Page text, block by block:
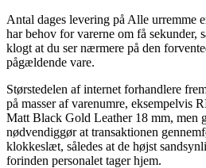
Antal dages levering på Alle urremme
har behov for varerne om få sekunder,
klogt at du ser nærmere på den
pågældende vare.
Størstedelen af internet forhandlere
på masser af varenumre, eksempelvis
Matt Black Gold Leather 18 mm, men
nødvendiggør at transaktionen
klokkeslæt, således at de højst
forinden personalet tager hjem.